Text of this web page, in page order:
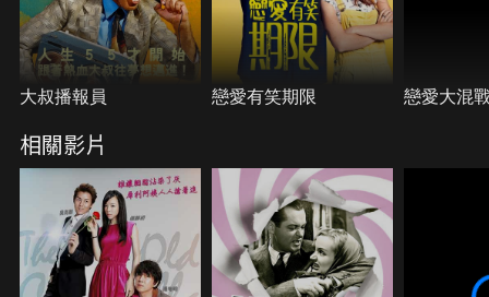
大叔播報員 戀愛有笑期限 戀愛大混
相關影片